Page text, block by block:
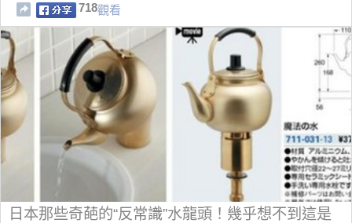
718觀看
日本那些奇葩的“反常識”水龍頭！幾乎想不到這是